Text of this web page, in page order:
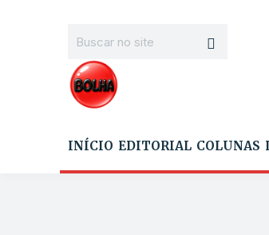
INÍCIO EDITORIAL COLUNAS